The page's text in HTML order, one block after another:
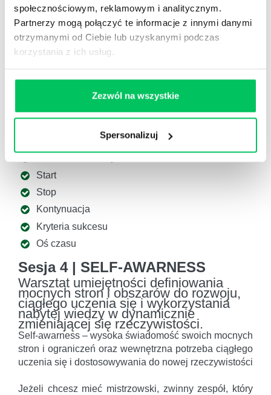
społecznościowym, reklamowym i analitycznym.
Partnerzy mogą połączyć te informacje z innymi danymi
otrzymanymi od Ciebie lub uzyskanymi podczas
korzystania z ich usług.
Zezwól na wszystkie
Spersonalizuj
Cele rozliczania realizacji zadań – oceniające
oraz rozwojowe
Egzekwowanie realizacji w rzeczywistości VUCA
Korygowanie w sytuacji, kiedy pracownik nie
5. Podsumowanie szkolenia i Action plan S-S-K
Start
Stop
Kontynuacja
Kryteria sukcesu
Oś czasu
Sesja 4 | SELF-AWARNESS
Warsztat umiejętności definiowania
mocnych stron i obszarów do rozwoju,
ciągłego uczenia się i wykorzystania
nabytej wiedzy w dynamicznie
zmieniającej się rzeczywistości.
Self-awarness – wysoka świadomość swoich mocnych
stron i ograniczeń oraz wewnętrzna potrzeba ciągłego
uczenia się i dostosowywania do nowej rzeczywistości
Jeżeli chcesz mieć mistrzowski, zwinny zespół, który